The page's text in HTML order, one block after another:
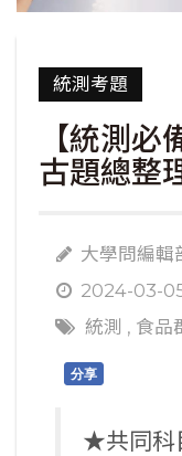
統測考題
【統測必
古題總整
大學問編輯
2024-03-
統測 , 食品
分享
★共同科